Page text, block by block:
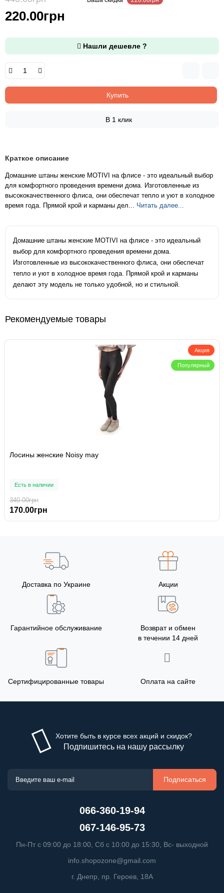
220.00грн
Нашли дешевле ?
Купить
В 1 клик
Краткое описание
Домашние штаны женские MOTIVI на флисе - это идеальный выбор
для комфортного проведения времени дома. Изготовленные из
высококачественного флиса, они обеспечат тепло и уют в холодное
время года. Прямой крой и карманы дел... Читать далее...
Домашние штаны женские MOTIVI на флисе - это идеальный
выбор для комфортного проведения времени дома.
Изготовленные из высококачественного флиса, они обеспечат
тепло и уют в холодное время года. Прямой крой и карманы
делают эту модель не только удобной, но и стильной.
Рекомендуемые товары
Акция
Популярный
Лосины женские Noisy may
Есть в наличии
340.00грн
170.00грн
Доставка по Украине Акции
Гарантийное обслуживание
Возврат и обмен
в течении 14 дней
Сертифицированные товары Оплата на сайте
Хотите быть в курсе всех акций и скидок?
Подпишитесь на нашу рассылку
Подписаться
066-360-19-94
067-146-95-73
Пн-Пт с 09:00 до 18:00, Сб с 10:00 до 15:30, Вс- выходной
info.shopozone@gmail.com
г. Днепр, пр. Героев, 18А